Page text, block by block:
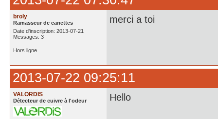
broly
Ramasseur de canettes
Date d'inscription: 2013-07-21
Messages: 3
merci a toi
Hors ligne
2013-07-22 09:25:11
VALORDIS
Détecteur de cuivre à l'odeur Hello